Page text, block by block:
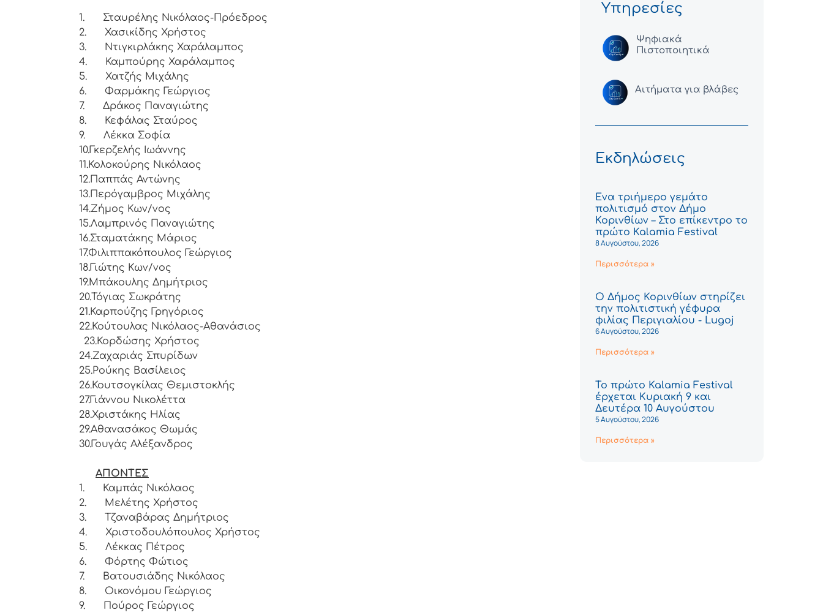
1.
Σταυρέλης Νικόλαος-Πρόεδρος
2.
Χασικίδης Χρήστος
3.
Ντιγκιρλάκης Χαράλαμπος
4.
Καμπούρης Χαράλαμπος
5.
Χατζής Μιχάλης
6.
Φαρμάκης Γεώργιος
7.
Δράκος Παναγιώτης
8.
Κεφάλας Σταύρος
9.
Λέκκα Σοφία
10.Γκερζελής Ιωάννης
11.Κολοκούρης Νικόλαος
12.Παππάς Αντώνης
13.Περόγαμβρος Μιχάλης
14.Ζήμος Κων/νος
15.Λαμπρινός Παναγιώτης
16.Σταματάκης Μάριος
17.Φιλιππακόπουλος Γεώργιος
18.Γιώτης Κων/νος
19.Μπάκουλης Δημήτριος
20.Τόγιας Σωκράτης
21.Καρπούζης Γρηγόριος
22.Κούτουλας Νικόλαος-Αθανάσιος
23.Κορδώσης Χρήστος
24.Ζαχαριάς Σπυρίδων
25.Ρούκης Βασίλειος
26.Κουτσογκίλας Θεμιστοκλής
27.Γιάννου Νικολέττα
28.Χριστάκης Ηλίας
29.Αθανασάκος Θωμάς
30.Γουγάς Αλέξανδρος
ΑΠΟΝΤΕΣ
1.
Καμπάς Νικόλαος
2.
Μελέτης Χρήστος
3.
Τζαναβάρας Δημήτριος
4.
Χριστοδουλόπουλος Χρήστος
5.
Λέκκας Πέτρος
6.
Φόρτης Φώτιος
7.
Βατουσιάδης Νικόλαος
8.
Οικονόμου Γεώργιος
9.
Πούρος Γεώργιος
Υπηρεσίες
Ψηφιακά
Πιστοποιητικά
Αιτήματα για βλάβες
Εκδηλώσεις
Ένα τριήμερο γεμάτο
πολιτισμό στον Δήμο
Κορινθίων – Στο επίκεντρο το
πρώτο Kalamia Festival
8 Αυγούστου, 2026
Περισσότερα »
Ο Δήμος Κορινθίων στηρίζει
την πολιτιστική γέφυρα
φιλίας Περιγιαλίου - Lugoj
6 Αυγούστου, 2026
Περισσότερα »
Το πρώτο Kalamia Festival
έρχεται Κυριακή 9 και
Δευτέρα 10 Αυγούστου
5 Αυγούστου, 2026
Περισσότερα »